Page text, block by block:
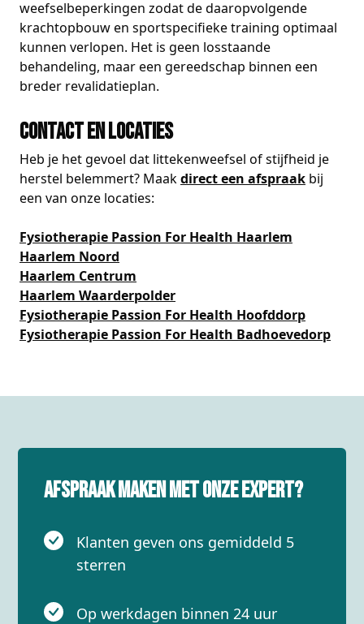
weefselbeperkingen zodat de daaropvolgende
krachtopbouw en sportspecifieke training optimaal
kunnen verlopen. Het is geen losstaande
behandeling, maar een gereedschap binnen een
breder revalidatieplan.
Contact en locaties
Heb je het gevoel dat littekenweefsel of stijfheid je
herstel belemmert? Maakdirect een afspraak bij
een van onze locaties:
Fysiotherapie Passion For Health Haarlem
Haarlem Noord
Haarlem Centrum
Haarlem Waarderpolder
Fysiotherapie Passion For Health Hoofddorp
Fysiotherapie Passion For Health Badhoevedorp
Afspraak maken met onze expert?
Klanten geven ons gemiddeld 5
sterren
Op werkdagen binnen 24 uur